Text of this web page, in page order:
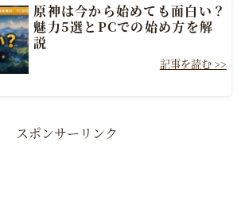
原神は今から始めても面白い？
魅力5選とPCでの始め方を解
説
スポンサーリンク